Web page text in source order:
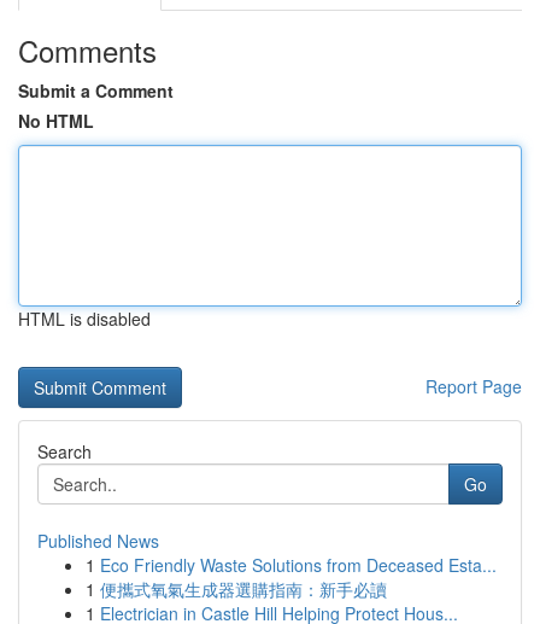
Comments
Submit a Comment
No HTML
HTML is disabled
Report Page
Search
Go
Published News
1 Eco Friendly Waste Solutions from Deceased Esta...
1 便攜式氧氣生成器選購指南：新手必讀
1 Electrician in Castle Hill Helping Protect Hous...